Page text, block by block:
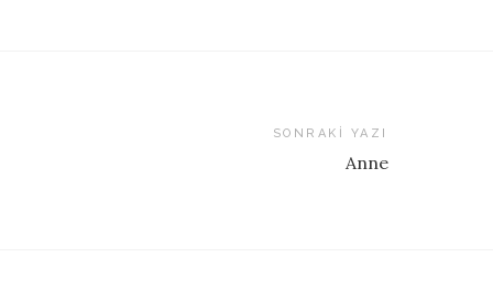
SONRAKI YAZI
Anne